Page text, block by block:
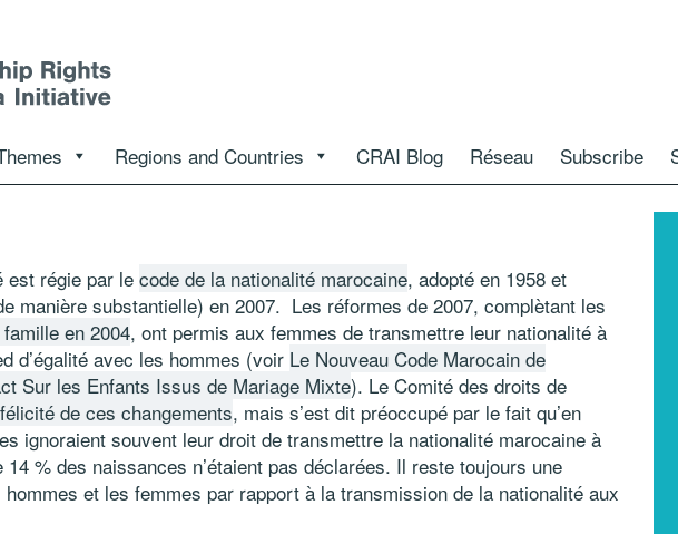
Regions and Countries CRAI Blog Réseau Subscribe
est régie par le code de la nationalité marocaine, adopté en 1958 et
manière substantielle) en 2007. Les réformes de 2007, complètant les
en 2004, ont permis aux femmes de transmettre leur nationalité à
d’égalité avec les hommes (voir Le Nouveau Code Marocain de
Sur les Enfants Issus de Mariage Mixte). Le Comité des droits de
félicité de ces changements, mais s’est dit préoccupé par le fait qu’en
ignoraient souvent leur droit de transmettre la nationalité marocaine à
% des naissances n’étaient pas déclarées. Il reste toujours une
et les femmes par rapport à la transmission de la nationalité aux